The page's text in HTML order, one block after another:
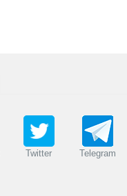
Twitter Telegram